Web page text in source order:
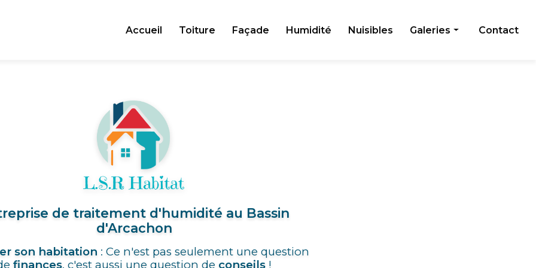
Accueil Toiture Façade Humidité Nuisibles Galeries Contact
de traitement d'humidité au Bassin
d'Arcachon
son habitation : Ce n'est pas seulement une question
finances, c'est aussi une question de conseils !